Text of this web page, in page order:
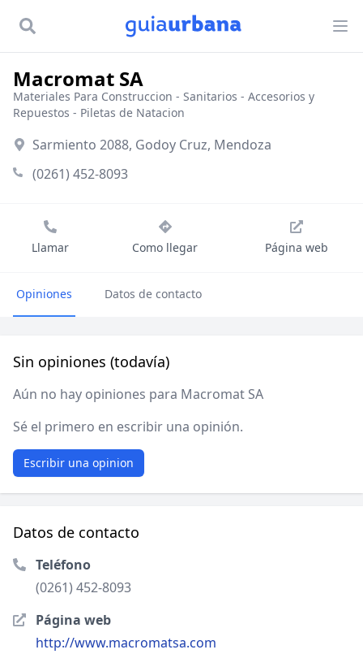
Macromat SA
Materiales Para Construccion - Sanitarios - Accesorios y
Repuestos - Piletas de Natacion
Sarmiento 2088, Godoy Cruz, Mendoza
(0261) 452-8093
Llamar Como llegar Página web
Opiniones Datos de contacto
Sin opiniones (todavía)
Aún no hay opiniones para Macromat SA
Sé el primero en escribir una opinión.
Escribir una opinion
Datos de contacto
Teléfono
(0261) 452-8093
Página web
http://www.macromatsa.com